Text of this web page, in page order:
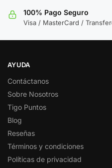
100% Pago Seguro
Visa / MasterCard /
AYUDA
Contáctanos
Sobre Nosotros
Tigo Puntos
Blog
Reseñas
Términos y condiciones
Políticas de privacidad